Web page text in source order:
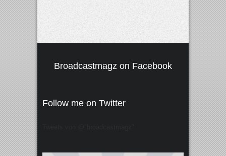
Broadcastmagz on Facebook
Follow me on Twitter